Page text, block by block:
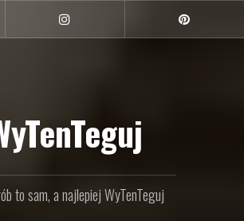
to sam, a najlepiej WyTenTeguj